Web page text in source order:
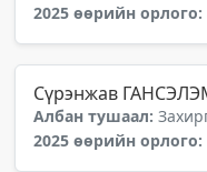
2025 өөрийн орлого:
Сүрэнжав
Албан тушаал:
2025 өөрийн орлого: